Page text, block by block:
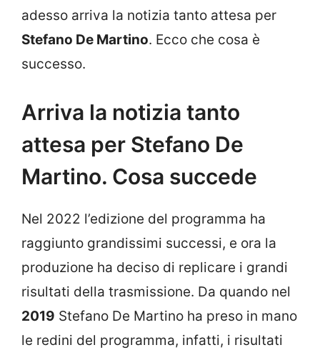
adesso arriva la notizia tanto attesa per
Stefano De Martino. Ecco che cosa è
successo.
Arriva la notizia tanto
attesa per Stefano De
Martino. Cosa succede
Nel 2022 l’edizione del programma ha
raggiunto grandissimi successi, e ora la
produzione ha deciso di replicare i grandi
risultati della trasmissione. Da quando nel
2019 Stefano De Martino ha preso in mano
le redini del programma, infatti, i risultati